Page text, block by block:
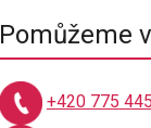
Pomůžeme
+420 775